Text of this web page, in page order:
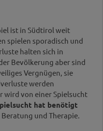
ist in Südtirol weit
spielen sporadisch und
halten sich in
Bevölkerung aber sind
Vergnügen, sie
werden
wird von einer Spielsucht
hat benötigt
und Therapie.